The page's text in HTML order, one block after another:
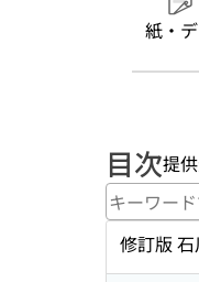
紙・
目次提
修訂版